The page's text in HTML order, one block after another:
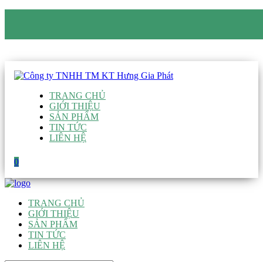
TRANG CHỦ
GIỚI THIỆU
SẢN PHẨM
TIN TỨC
LIÊN HỆ
0
TRANG CHỦ
GIỚI THIỆU
SẢN PHẨM
TIN TỨC
LIÊN HỆ